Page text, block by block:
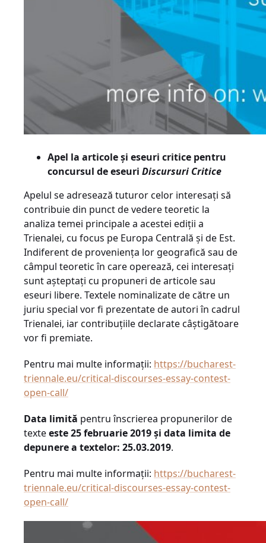
Apel la articole și eseuri critice pentru
concursul de eseuri Discursuri Critice
Apelul se adresează tuturor celor interesați să
contribuie din punct de vedere teoretic la
analiza temei principale a acestei ediții a
Trienalei, cu focus pe Europa Centrală și de Est.
Indiferent de proveniența lor geografică sau de
câmpul teoretic în care operează, cei interesați
sunt așteptați cu propuneri de articole sau
eseuri libere. Textele nominalizate de către un
juriu special vor fi prezentate de autori în cadrul
Trienalei, iar contribuțiile declarate câștigătoare
vor fi premiate.
Pentru mai multe informații: https://bucharest-
triennale.eu/critical-discourses-essay-contest-
open-call/
Data limită pentru înscrierea propunerilor de
texteeste 25 februarie 2019 și data limita de
depunere a textelor: 25.03.2019.
Pentru mai multe informații: https://bucharest-
triennale.eu/critical-discourses-essay-contest-
open-call/